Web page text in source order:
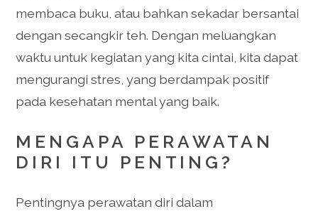
membaca buku, atau bahkan sekadar bersantai
dengan secangkir teh. Dengan meluangkan
waktu untuk kegiatan yang kita cintai, kita dapat
mengurangi stres, yang berdampak positif
pada kesehatan mental yang baik.
MENGAPA PERAWATAN
DIRI ITU PENTING?
Pentingnya perawatan diri dalam